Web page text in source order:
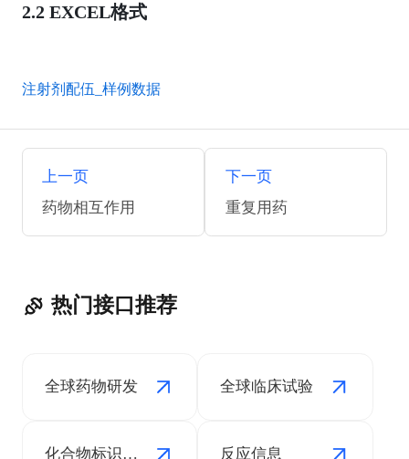
2.2 EXCEL格式
注射剂配伍_样例数据
上一页
药物相互作用
下一页
重复用药
热门接口推荐
全球药物研发 全球临床试验
化合物标识信息 反应信息